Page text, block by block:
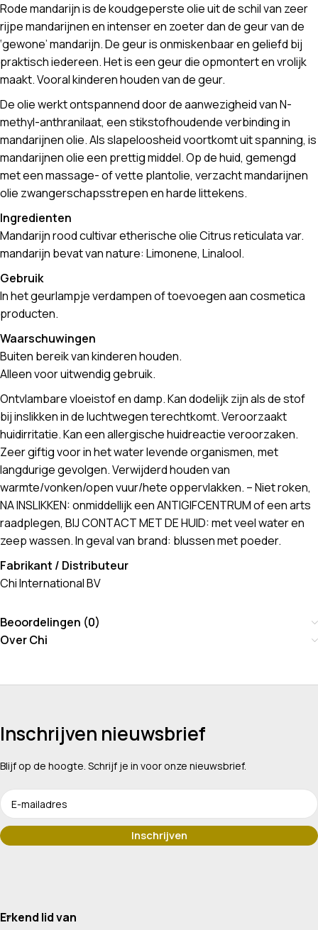
Rode mandarijn is de koudgeperste olie uit de schil van zeer
rijpe mandarijnen en intenser en zoeter dan de geur van de
‘gewone’ mandarijn. De geur is onmiskenbaar en geliefd bij
praktisch iedereen. Het is een geur die opmontert en vrolijk
maakt. Vooral kinderen houden van de geur.
De olie werkt ontspannend door de aanwezigheid van N-
methyl-anthranilaat, een stikstofhoudende verbinding in
mandarijnen olie. Als slapeloosheid voortkomt uit spanning, is
mandarijnen olie een prettig middel. Op de huid, gemengd
met een massage- of vette plantolie, verzacht mandarijnen
olie zwangerschapsstrepen en harde littekens.
Ingredienten
Mandarijn rood cultivar etherische olie Citrus reticulata var.
mandarijn bevat van nature: Limonene, Linalool.
Gebruik
In het geurlampje verdampen of toevoegen aan cosmetica
producten.
Waarschuwingen
Buiten bereik van kinderen houden.
Alleen voor uitwendig gebruik.
Ontvlambare vloeistof en damp. Kan dodelijk zijn als de stof
bij inslikken in de luchtwegen terechtkomt. Veroorzaakt
huidirritatie. Kan een allergische huidreactie veroorzaken.
Zeer giftig voor in het water levende organismen, met
langdurige gevolgen. Verwijderd houden van
warmte/vonken/open vuur/hete oppervlakken. – Niet roken,
NA INSLIKKEN: onmiddellijk een ANTIGIFCENTRUM of een arts
raadplegen, BIJ CONTACT MET DE HUID: met veel water en
zeep wassen. In geval van brand: blussen met poeder.
Fabrikant / Distributeur
Chi International BV
Beoordelingen (0)
Over Chi
Inschrijven nieuwsbrief
Blijf op de hoogte. Schrijf je in voor onze nieuwsbrief.
Erkend lid van